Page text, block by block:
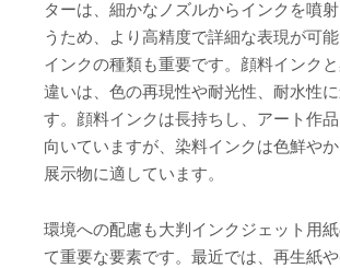
ターは、細かなノズルからインクを噴
うため、より高精度で詳細な表現が可能
インクの種類も重要です。顔料インク
違いは、色の再現性や耐光性、耐水性
す。顔料インクは長持ちし、アート作
向いていますが、染料インクは色鮮や
展示物に適しています。
環境への配慮も大判インクジェット用
て重要な要素です。最近では、再生紙